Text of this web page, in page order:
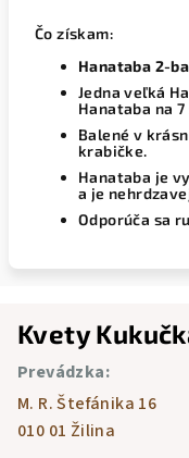
Čo získam:
Hanataba 2-
Jedna veľká
Hanataba na
Balené v
krabičke.
Hanataba je
a je
Odporúča sa
Kvety
Prevádzka:
M. R. Štefánika 16
010 01 Žilina